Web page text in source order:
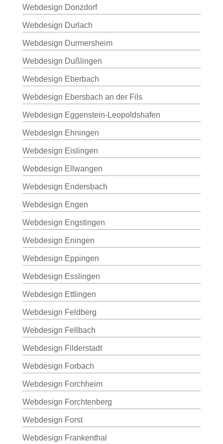
Webdesign Donzdorf
Webdesign Durlach
Webdesign Durmersheim
Webdesign Dußlingen
Webdesign Eberbach
Webdesign Ebersbach an der Fils
Webdesign Eggenstein-Leopoldshafen
Webdesign Ehningen
Webdesign Eislingen
Webdesign Ellwangen
Webdesign Endersbach
Webdesign Engen
Webdesign Engstingen
Webdesign Eningen
Webdesign Eppingen
Webdesign Esslingen
Webdesign Ettlingen
Webdesign Feldberg
Webdesign Fellbach
Webdesign Filderstadt
Webdesign Forbach
Webdesign Forchheim
Webdesign Forchtenberg
Webdesign Forst
Webdesign Frankenthal